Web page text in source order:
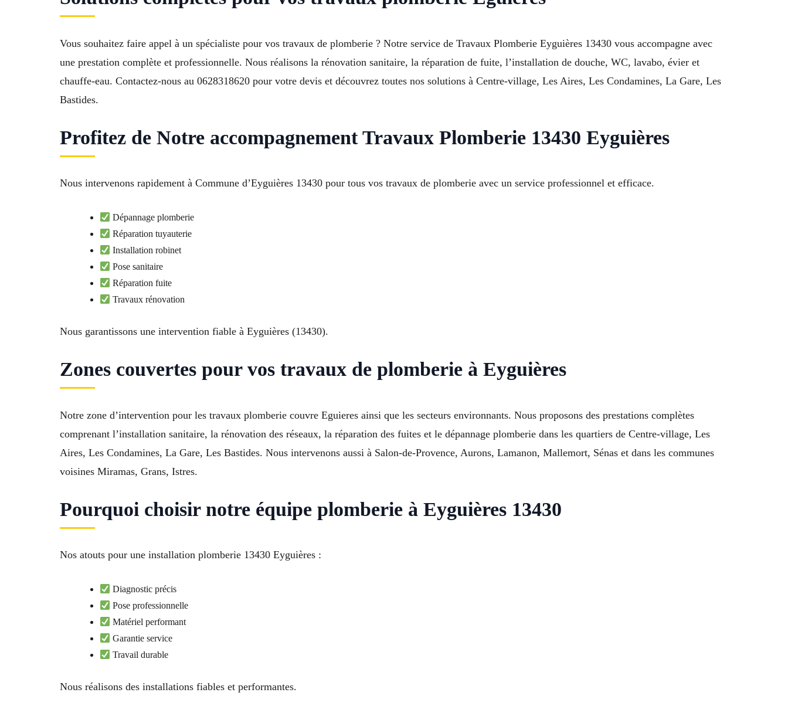
Vous souhaitez faire appel à un spécialiste pour vos travaux de plomberie ? Notre service de Travaux Plomberie Eyguières 13430 vous accompagne avec
une prestation complète et professionnelle. Nous réalisons la rénovation sanitaire, la réparation de fuite, l’installation de douche, WC, lavabo, évier et
chauffe-eau. Contactez-nous au 0628318620 pour votre devis et découvrez toutes nos solutions à Centre-village, Les Aires, Les Condamines, La Gare, Les
Bastides.
Profitez de Notre accompagnement Travaux Plomberie 13430 Eyguières
Nous intervenons rapidement à Commune d’Eyguières 13430 pour tous vos travaux de plomberie avec un service professionnel et efficace.
Dépannage plomberie
Réparation tuyauterie
Installation robinet
Pose sanitaire
Réparation fuite
Travaux rénovation
Nous garantissons une intervention fiable à Eyguières (13430).
Zones couvertes pour vos travaux de plomberie à Eyguières
Notre zone d’intervention pour les travaux plomberie couvre Eguieres ainsi que les secteurs environnants. Nous proposons des prestations complètes
comprenant l’installation sanitaire, la rénovation des réseaux, la réparation des fuites et le dépannage plomberie dans les quartiers de Centre-village, Les
Aires, Les Condamines, La Gare, Les Bastides. Nous intervenons aussi à Salon-de-Provence, Aurons, Lamanon, Mallemort, Sénas et dans les communes
voisines Miramas, Grans, Istres.
Pourquoi choisir notre équipe plomberie à Eyguières 13430
Nos atouts pour une installation plomberie 13430 Eyguières :
Diagnostic précis
Pose professionnelle
Matériel performant
Garantie service
Travail durable
Nous réalisons des installations fiables et performantes.